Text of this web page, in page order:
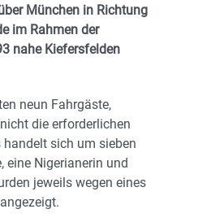
München in Richtung
im Rahmen der
nahe Kiefersfelden
neun Fahrgäste,
die erforderlichen
handelt sich um sieben
eine Nigerianerin und
jeweils wegen eines